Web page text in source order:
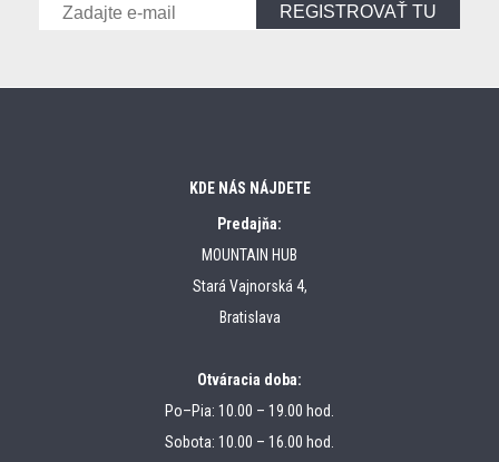
REGISTROVAŤ TU
KDE NÁS NÁJDETE
Predajňa:
MOUNTAIN HUB
Stará Vajnorská 4,
Bratislava
Otváracia doba:
Po–Pia: 10.00 – 19.00 hod.
Sobota: 10.00 – 16.00 hod.